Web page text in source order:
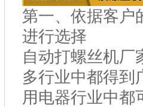
第一、依据客户
进行选择
自动打螺丝机厂
多行业中都得到
用电器行业中都